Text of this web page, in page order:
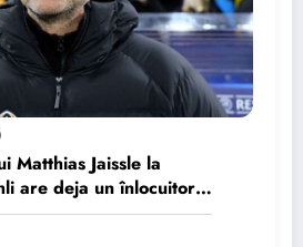
Matthias Jaissle la
are deja un înlocuitor:
2028.